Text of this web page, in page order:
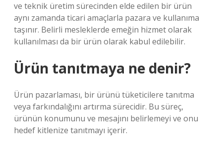
ve teknik üretim sürecinden elde edilen bir ürün
aynı zamanda ticari amaçlarla pazara ve kullanıma
taşınır. Belirli mesleklerde emeğin hizmet olarak
kullanılması da bir ürün olarak kabul edilebilir.
Ürün tanıtmaya ne denir?
Ürün pazarlaması, bir ürünü tüketicilere tanıtma
veya farkındalığını artırma sürecidir. Bu süreç,
ürünün konumunu ve mesajını belirlemeyi ve onu
hedef kitlenize tanıtmayı içerir.